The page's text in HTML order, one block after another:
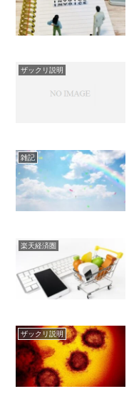
ザックリ説明
雑記
楽天経済圏
ザックリ説明